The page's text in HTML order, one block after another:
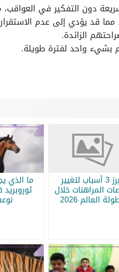
دون التفكير في
قد يؤدي إلى عدم
الزائدة.
بشيء واحد لفترة طويلة.
أبرز 3 أسباب لتغيير
المراهنات خلال
العالم 2026
ما الذي